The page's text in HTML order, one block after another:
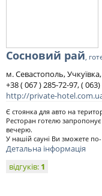
Сосновий рай,
м. Севастополь,
+38 ( 067 ) 285-72-97, (
http://private-
Є стоянка для авто на
Ресторан готелю
вечерю.
У нашій сауні Ви зможете
Детальна інформація
відгуків: 1